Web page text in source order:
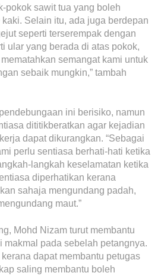
pokok sawit tua yang boleh
Selain itu, ada juga berdepan
seperti terserempak dengan
ular yang berada di atas pokok,
semangat kami untuk
sebaik mungkin,” tambah
ini berisiko, namun
dititikberatkan agar kejadian
dapat dikurangkan. “Sebagai
perlu sentiasa berhati-hati ketika
langkah keselamatan ketika
diperhatikan kerana
sahaja mengundang padah,
maut.”
Mohd Nizam turut membantu
makmal pada sebelah petangnya.
dapat membantu petugas
saling membantu boleh